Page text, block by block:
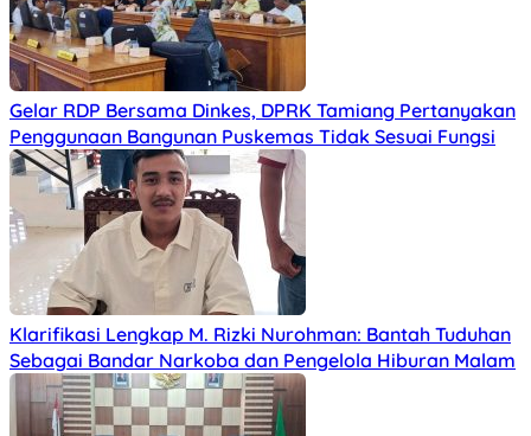
Gelar RDP Bersama Dinkes, DPRK Tamiang Pertanyakan
Penggunaan Bangunan Puskemas Tidak Sesuai Fungsi
Klarifikasi Lengkap M. Rizki Nurohman: Bantah Tuduhan
Sebagai Bandar Narkoba dan Pengelola Hiburan Malam